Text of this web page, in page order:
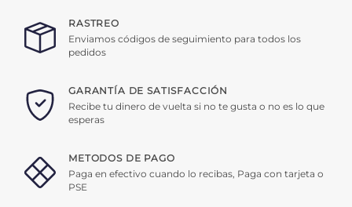
RASTREO
Enviamos códigos de seguimiento para todos los
pedidos
GARANTÍA DE SATISFACCIÓN
Recibe tu dinero de vuelta si no te gusta o no es lo que
esperas
METODOS DE PAGO
Paga en efectivo cuando lo recibas, Paga con tarjeta o
PSE